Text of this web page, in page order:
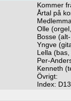
Kommer
Årtal på
Olle
Bosse
Yngve
Lella
Per-
Kenneth
Övrigt:
Index: